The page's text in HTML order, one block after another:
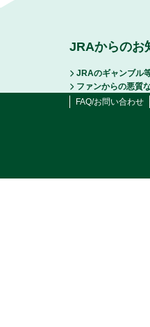
JRAからのお
JRAのギャンブル
ファンからの悪質
FAQ/お問い合わせ